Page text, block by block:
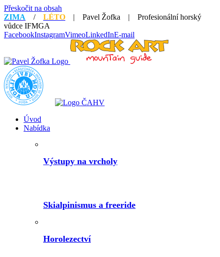
Přeskočit na obsah
ZIMA / LÉTO | Pavel Žofka | Profesionální horský
vůdce IFMGA
FacebookInstagramVimeoLinkedInE-mail
Úvod
Nabídka
Výstupy na vrcholy
Skialpinismus a freeride
Horolezectví